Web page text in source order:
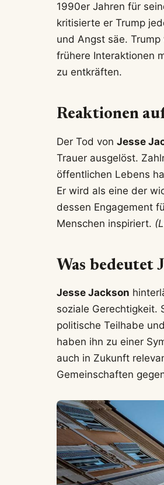
1990er Jahren für
kritisierte er Trump
und Angst säe.
frühere Interaktionen
zu entkräften.
Reaktionen
Der Tod von Jesse
Trauer ausgelöst.
öffentlichen Lebens
Er wird als eine der
dessen Engagement
Menschen inspiriert.
Was bedeutet
Jesse Jackson
soziale Gerechtigkeit.
politische Teilhabe
haben ihn zu einer
auch in Zukunft
Gemeinschaften